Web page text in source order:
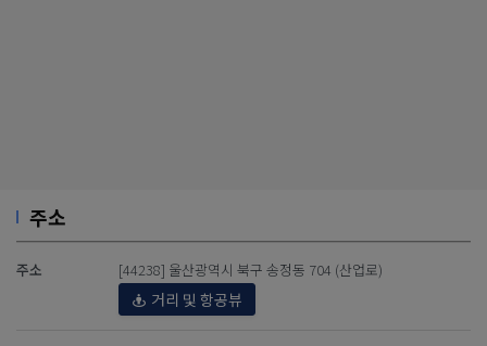
주소
주소 [44238] 울산광역시 북구 송정동 704 (산업로)
거리 및 항공뷰